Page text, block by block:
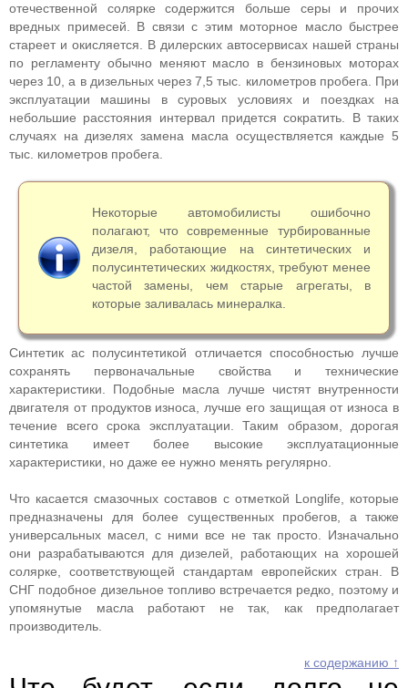
отечественной солярке содержится больше серы и прочих
вредных примесей. В связи с этим моторное масло быстрее
стареет и окисляется. В дилерских автосервисах нашей страны
по регламенту обычно меняют масло в бензиновых моторах
через 10, а в дизельных через 7,5 тыс. километров пробега. При
эксплуатации машины в суровых условиях и поездках на
небольшие расстояния интервал придется сократить. В таких
случаях на дизелях замена масла осуществляется каждые 5
тыс. километров пробега.
Некоторые автомобилисты ошибочно
полагают, что современные турбированные
дизеля, работающие на синтетических и
полусинтетических жидкостях, требуют менее
частой замены, чем старые агрегаты, в
которые заливалась минералка.
Синтетик ас полусинтетикой отличается способностью лучше
сохранять первоначальные свойства и технические
характеристики. Подобные масла лучше чистят внутренности
двигателя от продуктов износа, лучше его защищая от износа в
течение всего срока эксплуатации. Таким образом, дорогая
синтетика имеет более высокие эксплуатационные
характеристики, но даже ее нужно менять регулярно.
Что касается смазочных составов с отметкой Longlife, которые
предназначены для более существенных пробегов, а также
универсальных масел, с ними все не так просто. Изначально
они разрабатываются для дизелей, работающих на хорошей
солярке, соответствующей стандартам европейских стран. В
СНГ подобное дизельное топливо встречается редко, поэтому и
упомянутые масла работают не так, как предполагает
производитель.
к содержанию ↑